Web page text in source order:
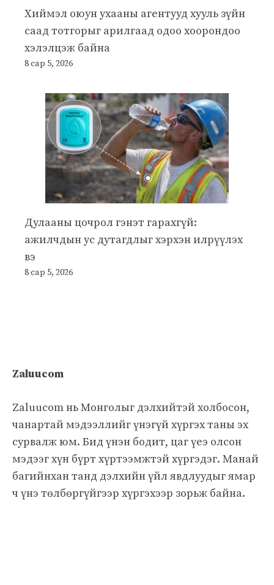
Хиймэл оюун ухааны агентууд хууль зүйн
саад тотгорыг арилгаад одоо хоорондоо
хэлэлцэж байна
8 сар 5, 2026
Дулааны цочрол гэнэт гарахгүй:
ажилчдын ус дутагдлыг хэрхэн илрүүлэх
вэ
8 сар 5, 2026
Zaluucom
Zaluucom нь Монголыг дэлхийтэй холбосон,
чанартай мэдээллийг үнэгүй хүргэх таны эх
сурвалж юм. Бид үнэн бодит, цаг үеэ олсон
мэдээг хүн бүрт хүртээмжтэй хүргэдэг. Манай
багийнхан танд дэлхийн үйл явдлуудыг ямар
ч үнэ төлбөргүйгээр хүргэхээр зорьж байна.